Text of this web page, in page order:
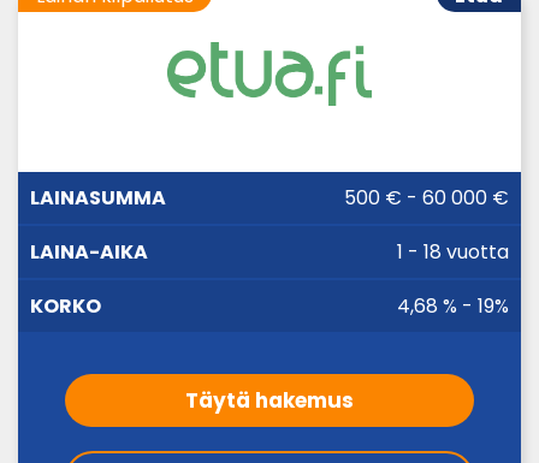
LAINASUMMA KORKO500 € - 60 000 €
1 - 18 vuotta
4,68 % - 19%
Täytä hakemus